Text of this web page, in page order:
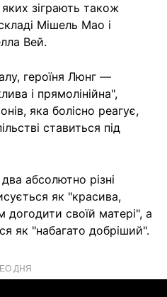
зіграють також
Мішель Мао і
Вей.
героїня Люнг —
і прямолінійна",
яка болісно реагує,
ставиться під
абсолютно різні
як "красива,
своїй матері", а
як "набагато добріший".
ДНЯ